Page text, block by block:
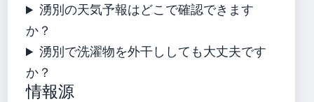
湧別の天気予報はどこで確認できます
か？
湧別で洗濯物を外干ししても大丈夫です
か？
情報源